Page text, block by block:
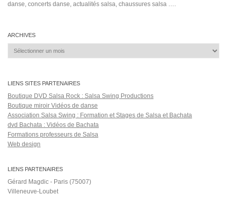
danse, concerts danse, actualités salsa, chaussures salsa ….
ARCHIVES
Archives
LIENS SITES PARTENAIRES
Boutique DVD Salsa Rock : Salsa Swing Productions
Boutique miroir Vidéos de danse
Association Salsa Swing : Formation et Stages de Salsa et Bachata
dvd Bachata : Vidéos de Bachata
Formations professeurs de Salsa
Web design
LIENS PARTENAIRES
Gérard Magdic - Paris (75007)
Villeneuve-Loubet